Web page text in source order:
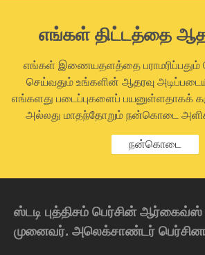
எங்கள் திட்டத்தை
எங்கள் இணையதளத்தை பராமரிப்பதும்
செய்வதும் உங்களின் ஆதரவு
எங்களது படைப்புகளைப் பயனுள்ளதாகக்
அல்லது மாதந்தோறும் நன்கொடை
நன்கொடை
ஸ்டடி புத்திசம் பெர்சின் ஆர்கைவ்ஸ்
முனைவர். அலெக்சாண்டர்